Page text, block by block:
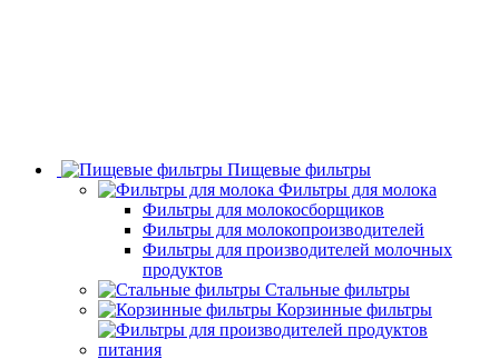
Пищевые фильтры
Фильтры для молока
Фильтры для молокосборщиков
Фильтры для молокопроизводителей
Фильтры для производителей молочных
продуктов
Стальные фильтры
Корзинные фильтры